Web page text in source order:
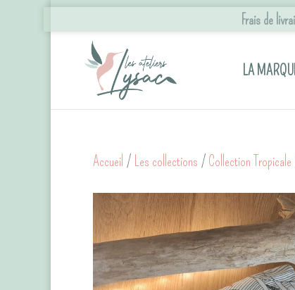
Frais de
LA
Accueil / Les collections / Collection Tropicale